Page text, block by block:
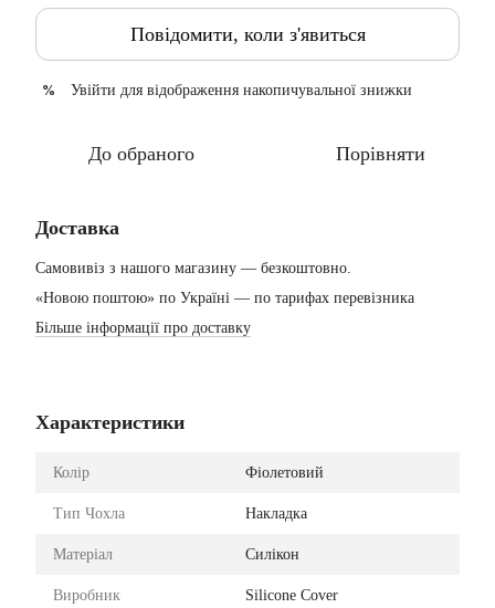
Повідомити, коли з'явиться
% Увійти для відображення накопичувальної знижки
До обраного Порівняти
Доставка
Самовивіз з нашого магазину — безкоштовно.
«Новою поштою» по Україні — по тарифах перевізника
Більше інформації про доставку
Характеристики
Колір Фіолетовий
Тип Чохла Накладка
Матеріал Силікон
Виробник Silicone Cover